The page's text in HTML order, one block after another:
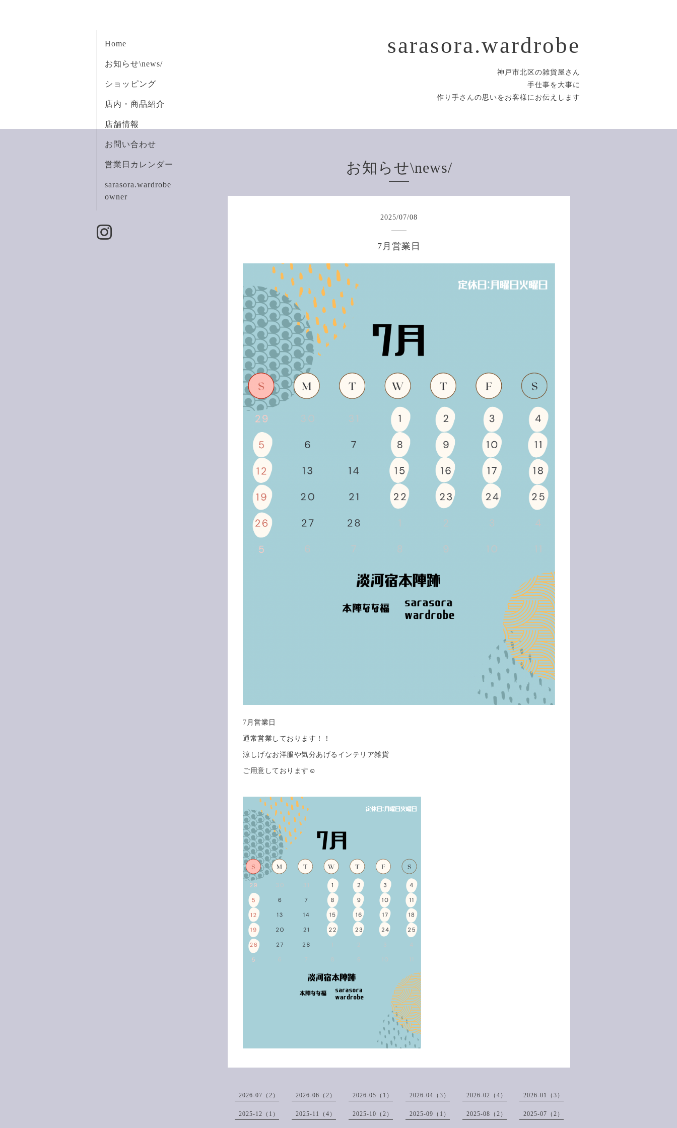
sarasora.wardrobe
神戸市北区の雑貨屋さん
手仕事を大事に
作り手さんの思いをお客様にお伝えします
Home
お知らせ\news/
ショッピング
店内・商品紹介
店舗情報
お問い合わせ
営業日カレンダー
sarasora.wardrobe
owner
お知らせ\news/
2025/07/08
7月営業日
7月営業日
通常営業しております！！
涼しげなお洋服や気分あげるインテリア雑貨
ご用意しております☺️
2026-07（2） 2026-06（2） 2026-05（1） 2026-04（3） 2026-02（4） 2026-01（3）
2025-12（1） 2025-11（4） 2025-10（2） 2025-09（1） 2025-08（2） 2025-07（2）